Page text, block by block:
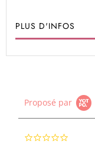
PLUS D'INFOS
Proposé par